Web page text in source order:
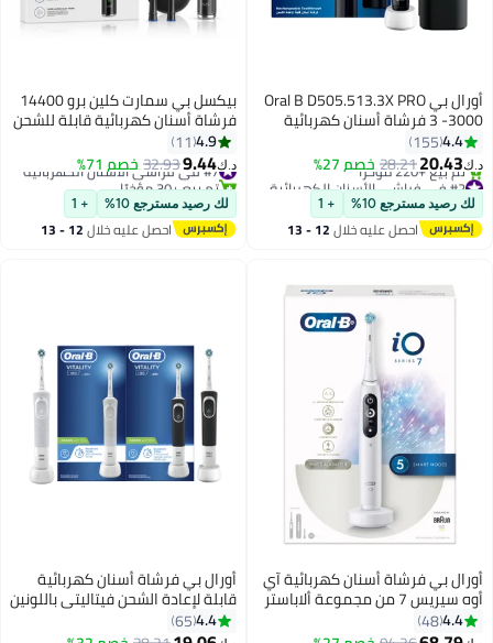
أورال بي Oral B D505.513.3X PRO
3 -3000 فرشاة أسنان كهربائية
أورال بي أسود + حافظة سفر
4.4
155
د.ك‏20.43
28.21خصم 27%
#2 في فراشي الأسنان الكهربائية
أقل سعر في 7 يوم
تم بيع +220 مؤخرًا
#2 في فراشي الأسنان الكهربائية
لك رصيد مسترجع 10% + 1
احصل عليه خلال 12 - 13
بيكسل بي سمارت كلين برو 14400
فرشاة أسنان كهربائية قابلة للشحن
| 5 أوضاع تنظيف و3 مستويات شدة |
مقاومة للماء IPX7 | بطارية تدوم
أكثر من 50 يوماً | إزالة البلاك
رؤوس فرشاة
4.9
11
د.ك‏9.44
32.93خصم 71% #7 في فراشي الأسنان الكهربائية
تم بيع +30 مؤخرًا
#7 في فراشي الأسنان الكهربائية
لك رصيد مسترجع 10% + 1
احصل عليه خلال 12 - 13
أورال بي فرشاة أسنان كهربائية آي
أوه سيريس 7 من مجموعة ألاباستر
أبيض
4.4
48
أورال بي فرشاة أسنان كهربائية
قابلة لإعادة الشحن فيتاليتي باللونين
الأسود والأبيض، عرض + مجاناً،
4.4
65